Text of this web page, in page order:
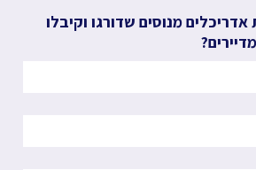
מנוסים שדורגו וקיבלו